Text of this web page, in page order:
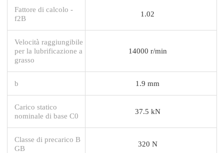
Fattore di calcolo -
f2B
1.02
Velocità raggiungibile
per la lubrificazione a
grasso
14000 r/min
b 1.9 mm
Carico statico
nominale di base C0
37.5 kN
Classe di precarico B
GB
320 N